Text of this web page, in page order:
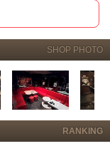
SHOP PHOTO
RANKING